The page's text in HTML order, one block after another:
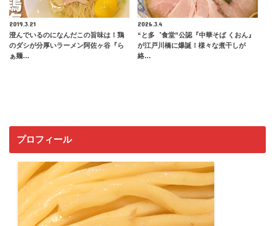
2019.3.21
澄んでいるのになんだこの旨味は！鶏
のダシが分厚いラーメン阿佐ヶ谷『ら
ぁ麺…
2026.3.4
“と多゛食堂”公認『中華そば くおん』
が江戸川橋に爆誕！様々な煮干しが
絡…
プロフィール